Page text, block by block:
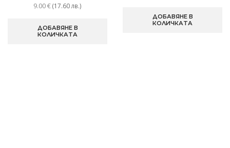
9.00€(17.60 лв.)
ДОБАВЯНЕ В
КОЛИЧКАТА
ДОБАВЯНЕ В
КОЛИЧКАТА